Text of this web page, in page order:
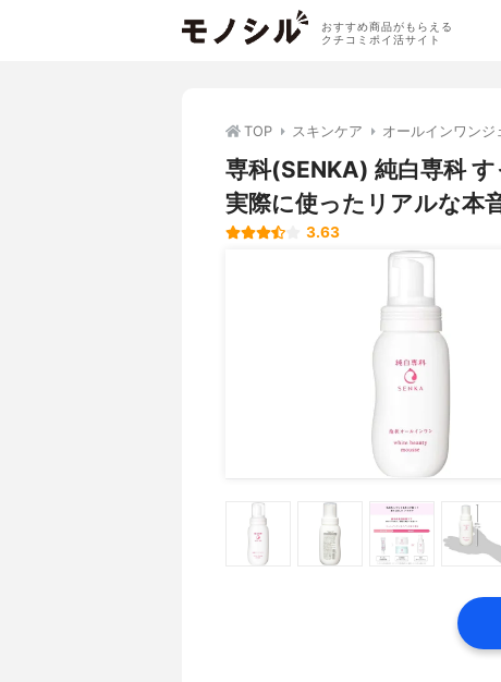
おすすめ商品がもらえる
クチコミポイ活サイト
TOP スキンケア オールインワンジ
専科(SENKA) 純白専科
実際に使ったリアルな本
3.63